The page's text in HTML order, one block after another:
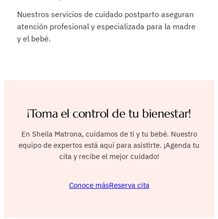
Nuestros servicios de cuidado postparto aseguran
atención profesional y especializada para la madre
y el bebé.
¡Toma el control de tu bienestar!
En Sheila Matrona, cuidamos de ti y tu bebé. Nuestro
equipo de expertos está aquí para asistirte. ¡Agenda tu
cita y recibe el mejor cuidado!
Conoce másReserva cita